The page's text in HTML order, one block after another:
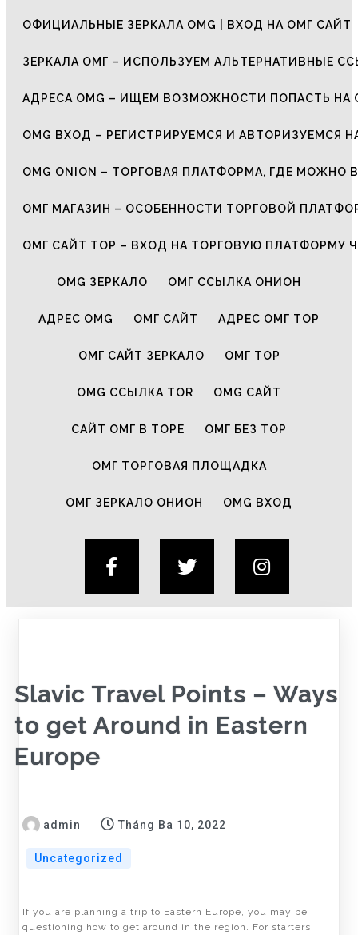
ОФИЦИАЛЬНЫЕ ЗЕРКАЛА OMG | ВХОД НА ОМГ САЙТ
ЗЕРКАЛА ОМГ – ИСПОЛЬЗУЕМ АЛЬТЕРНАТИВНЫЕ
АДРЕСА OMG – ИЩЕМ ВОЗМОЖНОСТИ ПОПАСТЬ НА
OMG ВХОД – РЕГИСТРИРУЕМСЯ И АВТОРИЗУЕМСЯ
OMG ONION – ТОРГОВАЯ ПЛАТФОРМА, ГДЕ МОЖНО
ОМГ МАГАЗИН – ОСОБЕННОСТИ ТОРГОВОЙ
ОМГ САЙТ ТОР – ВХОД НА ТОРГОВУЮ ПЛАТФОРМУ
OMG ЗЕРКАЛО ОМГ ССЫЛКА ОНИОН
АДРЕС OMG ОМГ САЙТ АДРЕС ОМГ ТОР
ОМГ САЙТ ЗЕРКАЛО ОМГ ТОР
OMG ССЫЛКА TOR OMG САЙТ
САЙТ ОМГ В ТОРЕ ОМГ БЕЗ ТОР
ОМГ ТОРГОВАЯ ПЛОЩАДКА
ОМГ ЗЕРКАЛО ОНИОН OMG ВХОД
Slavic Travel Points – Ways
to get Around in Eastern
Europe
admin Tháng Ba 10, 2022
Uncategorized
If you are planning a trip to Eastern Europe, you may be
questioning how to get around in the region. For starters,